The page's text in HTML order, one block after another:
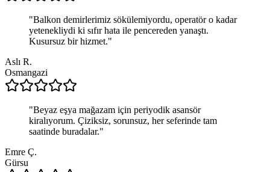
"Balkon demirlerimiz sökülemiyordu, operatör o kadar
yetenekliydi ki sıfır hata ile pencereden yanaştı.
Kusursuz bir hizmet."
Aslı R.
Osmangazi
"Beyaz eşya mağazam için periyodik asansör
kiralıyorum. Çiziksiz, sorunsuz, her seferinde tam
saatinde buradalar."
Emre Ç.
Gürsu